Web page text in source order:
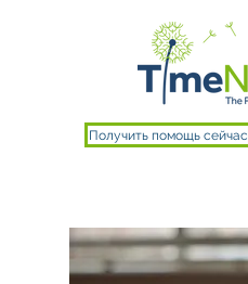
Получить помощь сейчас